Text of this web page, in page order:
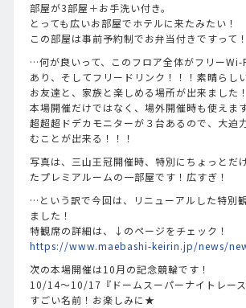
部屋が3部屋＋お手洗い付き。
とっても広いお部屋でホテルに来たみたい！
この部屋は事前予約制でお弁当付きですって
…何が良いって、このフロア全体がフリーWi-
あり、そしてフリードリンク！！！素晴らし
お友達と、家族と楽しめる場所が出来ました！
本場開催だけではなく、場外開催時も使えま
超超超ドデカモニターが３台あるので、大迫
むことが出来る！！！
写真は、三山王冠開催時、特別にちょっとだ
たプレミアルームの一部屋です！広すぎ！
…という訳で今回は、リニューアルした特別
ました！
特観席の詳細は、↓のページをチェック！
https://www.maebashi-keirin.jp/news/
次の本場開催は10月の記念競輪です！
10/14～10/17『ドームスーパーナイトレー
すごい名前！お楽しみに★